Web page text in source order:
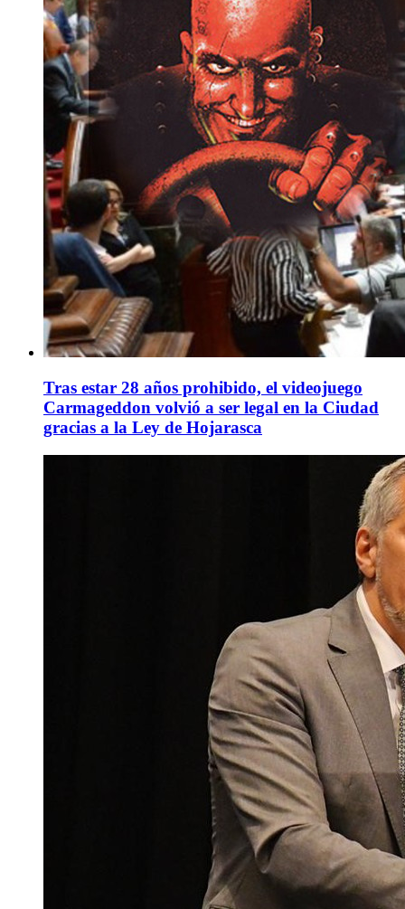
Tras estar 28 años prohibido, el videojuego
Carmageddon volvió a ser legal en la Ciudad
gracias a la Ley de Hojarasca